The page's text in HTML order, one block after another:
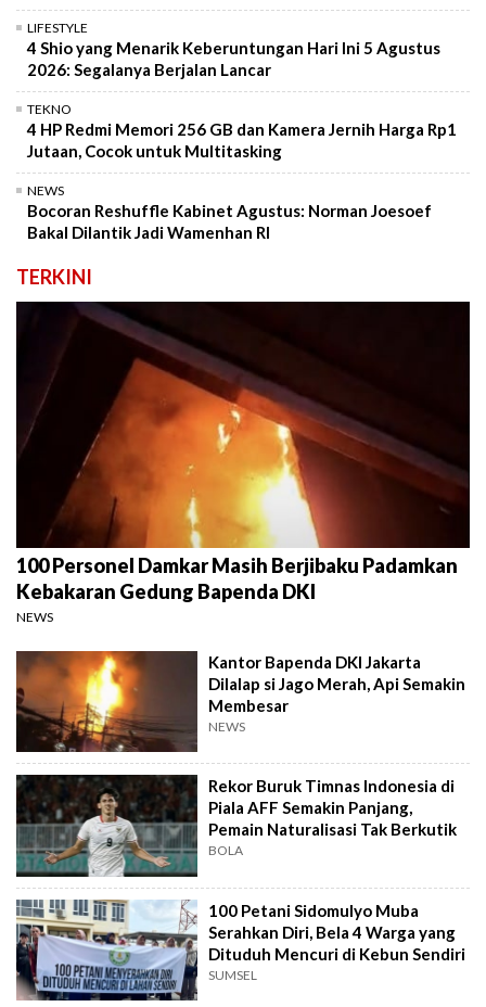
LIFESTYLE
4 Shio yang Menarik Keberuntungan Hari Ini 5 Agustus
2026: Segalanya Berjalan Lancar
TEKNO
4 HP Redmi Memori 256 GB dan Kamera Jernih Harga Rp1
Jutaan, Cocok untuk Multitasking
NEWS
Bocoran Reshuffle Kabinet Agustus: Norman Joesoef
Bakal Dilantik Jadi Wamenhan RI
TERKINI
100 Personel Damkar Masih Berjibaku Padamkan
Kebakaran Gedung Bapenda DKI
NEWS
Kantor Bapenda DKI Jakarta
Dilalap si Jago Merah, Api Semakin
Membesar
NEWS
Rekor Buruk Timnas Indonesia di
Piala AFF Semakin Panjang,
Pemain Naturalisasi Tak Berkutik
BOLA
100 Petani Sidomulyo Muba
Serahkan Diri, Bela 4 Warga yang
Dituduh Mencuri di Kebun Sendiri
SUMSEL